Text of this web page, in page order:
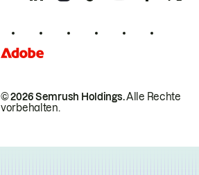
© 2026 Semrush Holdings.Alle Rechte
vorbehalten.